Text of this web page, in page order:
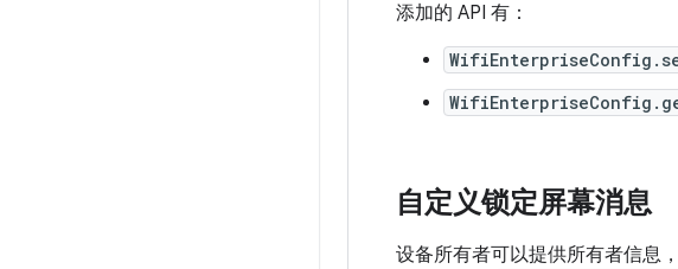
添加的 API 有：
自定义锁定屏幕消息
设备所有者可以提供所有者信息